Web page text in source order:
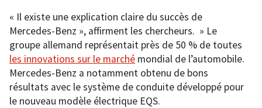
« Il existe une explication claire du succès de
Mercedes-Benz », affirment les chercheurs. » Le
groupe allemand représentait près de 50 % de toutes
les innovations sur le marché mondial de l’automobile.
Mercedes-Benz a notamment obtenu de bons
résultats avec le système de conduite développé pour
le nouveau modèle électrique EQS.